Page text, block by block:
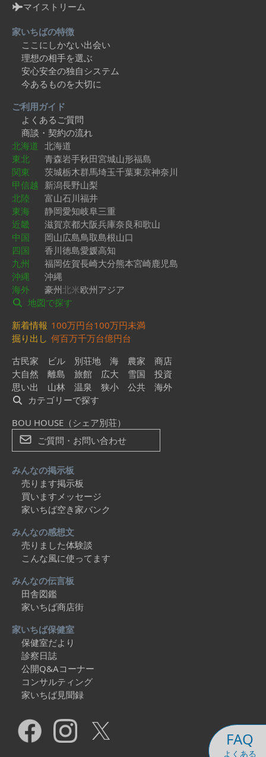
FAQ
よくある
マイストリーム
家いちばの特徴
ここにしかない出会い
理想の相手を選ぶ
安心安全の独自システム
今あるものを大切に
ご利用ガイド
よくあるご質問
商談・契約の流れ
北海道 北海道
東北
青森岩手秋田宮城山形福島
関東
茨城栃木群馬埼玉千葉東京神奈川
甲信越 新潟長野山梨
北陸
富山石川福井
東海
静岡愛知岐阜三重
近畿
滋賀京都大阪兵庫奈良和歌山
中国
岡山広島鳥取島根山口
四国
香川徳島愛媛高知
九州
福岡佐賀長崎大分熊本宮崎鹿児島
沖縄
沖縄
海外
豪州北米欧州アジア
地図で探す
新着情報 100万円台100万円未満
掘り出し 何百万千万台億円台
古民家
ビル 別荘地 海 農家
商店
大自然
離島 旅館 広大 雪国
投資
思い出
山林 温泉 狭小 公共
海外
カテゴリーで探す
BOU HOUSE（シェア別荘）
ご質問・お問い合わせ
みんなの掲示板
売ります掲示板
買いますメッセージ
家いちば空き家バンク
みんなの感想文
売りました体験談
こんな風に使ってます
みんなの伝言板
田舎図鑑
家いちば商店街
家いちば保健室
保健室だより
診察日誌
公開Q&Aコーナー
コンサルティング
家いちば見聞録